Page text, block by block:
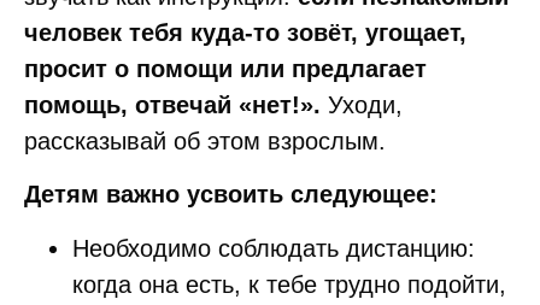
человек тебя куда-то зовёт, угощает,
просит о помощи или предлагает
помощь, отвечай «нет!». Уходи,
рассказывай об этом взрослым.
Детям важно усвоить следующее:
Необходимо соблюдать дистанцию:
когда она есть, к тебе трудно подойти,